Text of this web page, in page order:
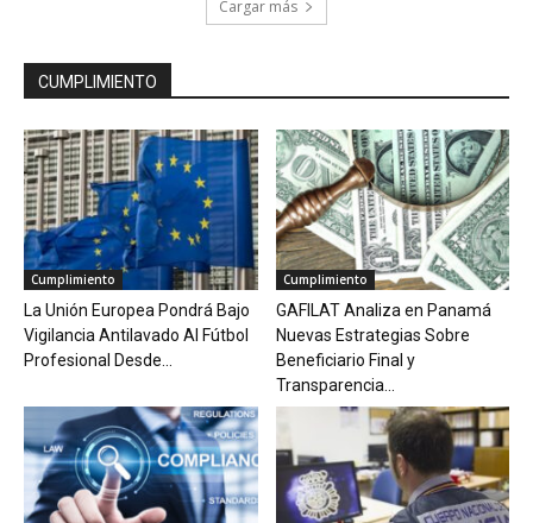
Cargar más
CUMPLIMIENTO
Cumplimiento
La Unión Europea Pondrá Bajo
Vigilancia Antilavado Al Fútbol
Profesional Desde...
Cumplimiento
GAFILAT Analiza en Panamá
Nuevas Estrategias Sobre
Beneficiario Final y
Transparencia...